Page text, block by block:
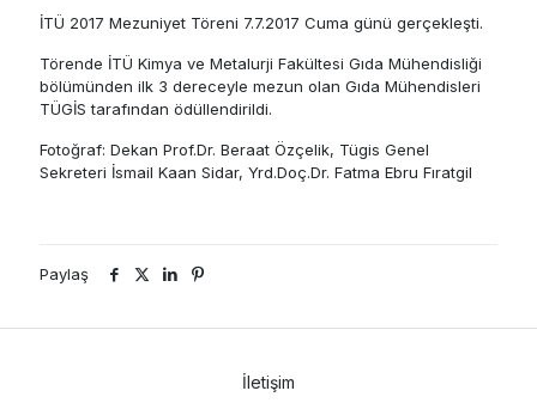
İTÜ 2017 Mezuniyet Töreni 7.7.2017 Cuma günü gerçekleşti.
Törende İTÜ Kimya ve Metalurji Fakültesi Gıda Mühendisliği
bölümünden ilk 3 dereceyle mezun olan Gıda Mühendisleri
TÜGİS tarafından ödüllendirildi.
Fotoğraf: Dekan Prof.Dr. Beraat Özçelik, Tügis Genel
Sekreteri İsmail Kaan Sidar, Yrd.Doç.Dr. Fatma Ebru Fıratgil
Paylaş
İletişim